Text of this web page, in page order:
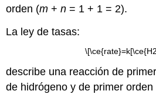
orden (m +n = 1 + 1 = 2).
La ley de tasas:
describe una reacción de
de hidrógeno y de primer